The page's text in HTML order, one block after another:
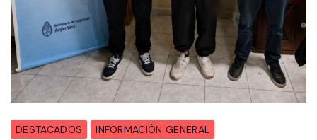
DESTACADOS INFORMACIÓN GENERAL